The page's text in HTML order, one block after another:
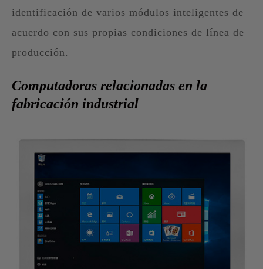
identificación de varios módulos inteligentes de
acuerdo con sus propias condiciones de línea de
producción.
Computadoras relacionadas en la
fabricación industrial